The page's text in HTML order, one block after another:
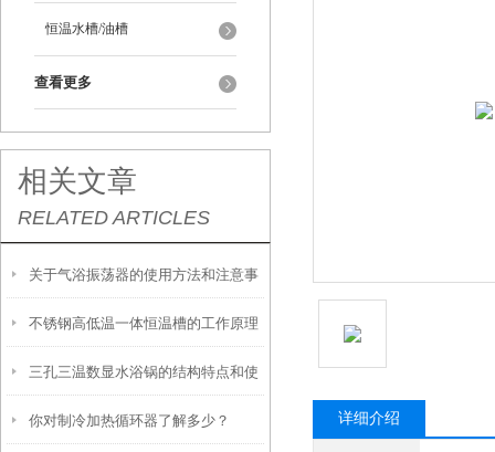
恒温水槽/油槽
查看更多
相关文章
RELATED ARTICLES
关于气浴振荡器的使用方法和注意事
项
不锈钢高低温一体恒温槽的工作原理
和控制系统介绍
三孔三温数显水浴锅的结构特点和使
用步骤
你对制冷加热循环器了解多少？ 详细介绍